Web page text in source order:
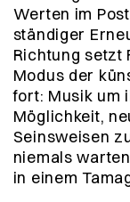
Werten im
ständiger
Richtung setzt
Modus der
fort: Musik um
Möglichkeit,
Seinsweisen
niemals
in einem